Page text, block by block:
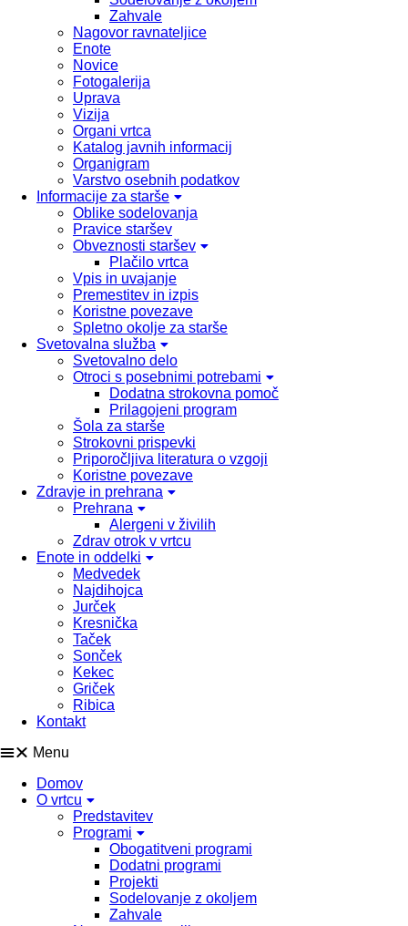
Zahvale
Nagovor ravnateljice
Enote
Novice
Fotogalerija
Uprava
Vizija
Organi vrtca
Katalog javnih informacij
Organigram
Varstvo osebnih podatkov
Informacije za starše
Oblike sodelovanja
Pravice staršev
Obveznosti staršev
Plačilo vrtca
Vpis in uvajanje
Premestitev in izpis
Koristne povezave
Spletno okolje za starše
Svetovalna služba
Svetovalno delo
Otroci s posebnimi potrebami
Dodatna strokovna pomoč
Prilagojeni program
Šola za starše
Strokovni prispevki
Priporočljiva literatura o vzgoji
Koristne povezave
Zdravje in prehrana
Prehrana
Alergeni v živilih
Zdrav otrok v vrtcu
Enote in oddelki
Medvedek
Najdihojca
Jurček
Kresnička
Taček
Sonček
Kekec
Griček
Ribica
Kontakt
Menu
Domov
O vrtcu
Predstavitev
Programi
Obogatitveni programi
Dodatni programi
Projekti
Sodelovanje z okoljem
Zahvale